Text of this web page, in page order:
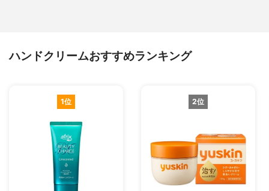
ハンドクリームおすすめランキング
1位 2位